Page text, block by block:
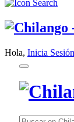
Hola, Inicia Sesión